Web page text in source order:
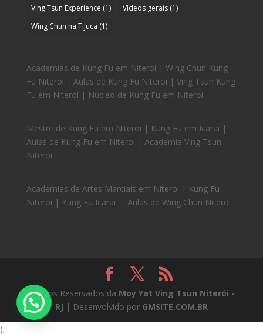
Ving Tsun Experience (1) Vídeos gerais(1)
Wing Chun na Tijuca (1)
Academias de Kung Fu em Niteroi | Wing Chun Kung
Fu Niteroi | Aulas de Kung Fu Niteroi | Ving Tsun Kung
Fu em Niteroi | Nucleo de Kung Fu em Niteroi
Mestre de Kung Fu em Niteroi | Kung Fu em Icarai |
Aulas de Kung Fu em Niteroi | Academia Ving Tsun
Niteroi
Academias de Artes Marciais em Niteroi | Kung Fu
Niteroi | Kung Fu Icarai
| Aulas de Wing Chun Niteroi
Direitos Reservados da Moy Yat Ving Tsun Niterói -
RJ | Desenvolvido por GMSITE.COM.BR
);